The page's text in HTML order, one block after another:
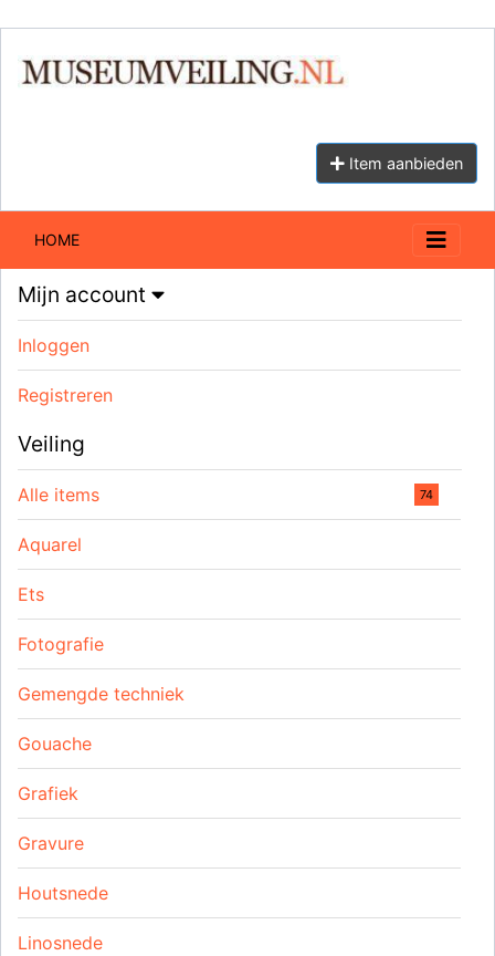
Item aanbieden
HOME
Mijn account
Inloggen
Registreren
Veiling
Alle items 74
Aquarel
Ets
Fotografie
Gemengde techniek
Gouache
Grafiek
Gravure
Houtsnede
Linosnede